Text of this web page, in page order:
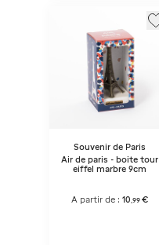
Souvenir de Paris
Air de paris - boite tour
eiffel marbre 9cm
A partir de :10 ,99 €